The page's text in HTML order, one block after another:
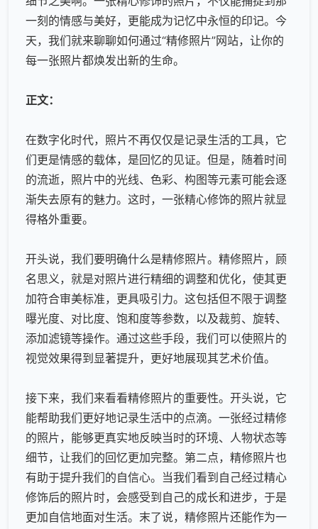
一刻的情感与美好，更能成为记忆中永恒的印记。今
天，我们就来聊聊如何通过“精修照片”网站，让你的
每一张照片都焕发出新的生命。
正文：
在数字化时代，照片不再仅仅是记录生活的工具，它
们更是情感的载体，是回忆的见证。但是，随着时间
的流逝，照片中的光线、色彩、构图等元素可能会逐
渐失去原有的魅力。这时，一张精心修饰的照片就显
得格外重要。
开头说，我们要明确什么是精修照片。 精修照片，顾
名思义，就是对照片进行精细的调整和优化，使其更
加符合审美标准，更具吸引力。这包括但不限于调整
曝光度、对比度、饱和度等参数，以及裁剪、旋转、
添加滤镜等操作。通过这些手段，我们可以使照片的
视觉效果得到显著提升，更好地展现其艺术价值。
接下来，我们来看看精修照片的重要性。开头说，它
能帮助我们更好地记录生活中的点滴。一张经过精修
的照片，能够更真实地反映当时的环境、人物状态等
细节，让我们的回忆更加完整。第二点， 精修照片也
有助于提升我们的自信心。当我们看到自己经过精心
修饰后的照片时，会感受到自己的成长和进步，于是
更加自信地面对生活。末了说， 精修照片还能作为一